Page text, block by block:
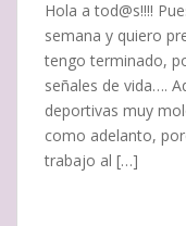
Hola a tod@s!!!!
semana y quiero
tengo terminado,
señales de vida….
deportivas muy
como adelanto,
trabajo al […]